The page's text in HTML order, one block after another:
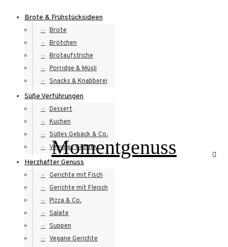
Momentgenuss
Brote & Frühstücksideen
Brote
Brötchen
Brotaufstriche
Porridge & Müsli
Snacks & Knabberei
Süße Verführungen
Dessert
Kuchen
Süßes Gebäck & Co.
Veganes Gebäck
Herzhafter Genuss
Gerichte mit Fisch
Gerichte mit Fleisch
Pizza & Co.
Salate
Suppen
Vegane Gerichte